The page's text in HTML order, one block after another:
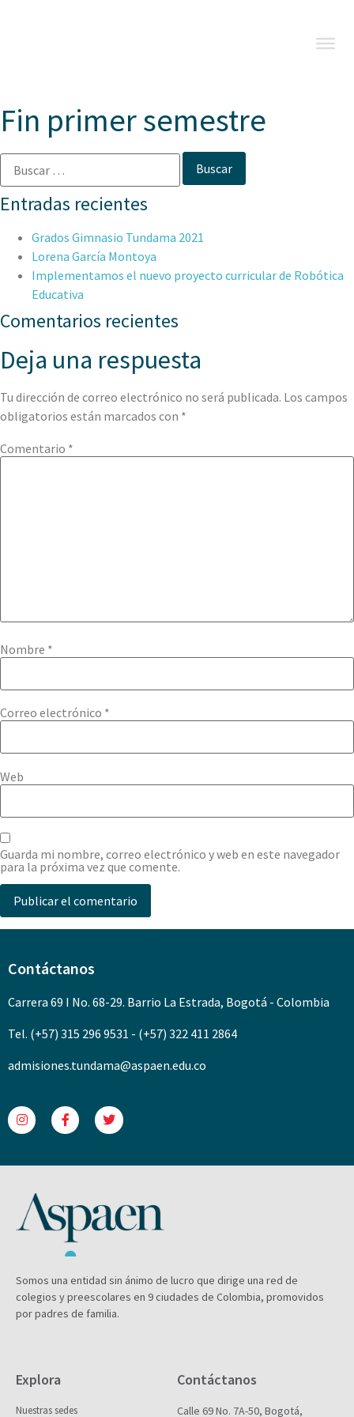
Fin primer semestre
Entradas recientes
Grados Gimnasio Tundama 2021
Lorena García Montoya
Implementamos el nuevo proyecto curricular de Robótica
Educativa
Comentarios recientes
Deja una respuesta
Tu dirección de correo electrónico no será publicada. Los campos
obligatorios están marcados con *
Comentario *
Nombre *
Correo electrónico *
Web
Guarda mi nombre, correo electrónico y web en este navegador
para la próxima vez que comente.
Contáctanos
Carrera 69 I No. 68-29. Barrio La Estrada, Bogotá - Colombia
Tel. (+57) 315 296 9531 - (+57) 322 411 2864
admisiones.tundama@aspaen.edu.co
Somos una entidad sin ánimo de lucro que dirige una red de
colegios y preescolares en 9 ciudades de Colombia, promovidos
por padres de familia.
Explora
Nuestras sedes
Contáctanos
Calle 69 No. 7A-50, Bogotá,